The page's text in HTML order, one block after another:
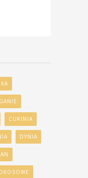
CUKINIA
DYNIA